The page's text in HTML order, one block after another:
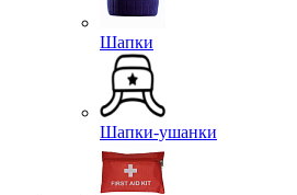
Шапки
Шапки-ушанки